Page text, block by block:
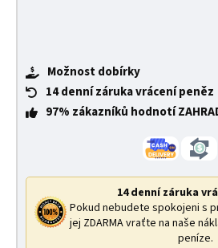
Možnost dobírky
14 denní záruka vrácení peněz
97% zákazníků hodnotí
14 denní záruka
Pokud nebudete spokojeni s
jej ZDARMA vraťte na naše
peníze.